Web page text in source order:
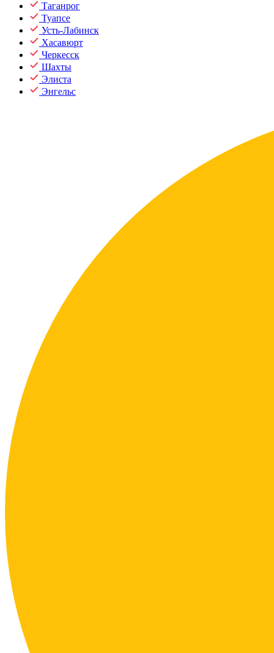
Таганрог
Туапсе
Усть-Лабинск
Хасавюрт
Черкесск
Шахты
Элиста
Энгельс